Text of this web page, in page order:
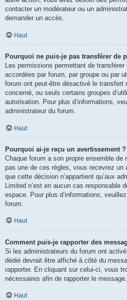
contacter un modérateur ou un
demander un accès.
Haut
Pourquoi ne puis-je pas transférer de
Les permissions permettant de
accordées par forum, par groupe ou par
forum ont peut-être désactivé le transfert
concerné, ou seuls certains groupes
autorisation. Pour plus d’informations,
administrateur du forum.
Haut
Pourquoi ai-je reçu un avertissement ?
Chaque forum a son propre ensemble
pas une de ces règles, vous recevrez un
que cette décision n’appartient qu’aux
Limited n’est en aucun cas responsable
espace. Pour plus d’informations,
forum.
Haut
Comment puis-je rapporter des
Si les administrateurs du forum ont
dédié devrait être affiché à côté du
rapporter. En cliquant sur celui-ci, vous
nécessaires afin de rapporter le message.
Haut